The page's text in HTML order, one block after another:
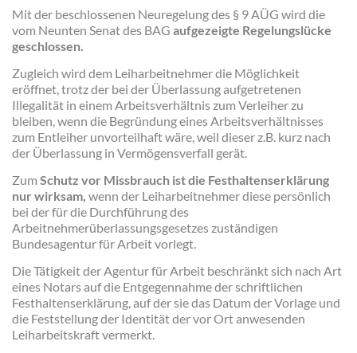
Mit der beschlossenen Neuregelung des § 9 AÜG wird die
vom Neunten Senat des BAG aufgezeigte Regelungslücke
geschlossen.
Zugleich wird dem Leiharbeitnehmer die Möglichkeit
eröffnet, trotz der bei der Überlassung aufgetretenen
Illegalität in einem Arbeitsverhältnis zum Verleiher zu
bleiben, wenn die Begründung eines Arbeitsverhältnisses
zum Entleiher unvorteilhaft wäre, weil dieser z.B. kurz nach
der Überlassung in Vermögensverfall gerät.
Zum Schutz vor Missbrauch ist die Festhaltenserklärung
nur wirksam, wenn der Leiharbeitnehmer diese persönlich
bei der für die Durchführung des
Arbeitnehmerüberlassungsgesetzes zuständigen
Bundesagentur für Arbeit vorlegt.
Die Tätigkeit der Agentur für Arbeit beschränkt sich nach Art
eines Notars auf die Entgegennahme der schriftlichen
Festhaltenserklärung, auf der sie das Datum der Vorlage und
die Feststellung der Identität der vor Ort anwesenden
Leiharbeitskraft vermerkt.